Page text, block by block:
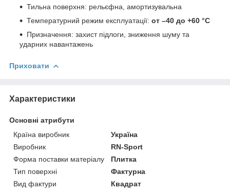
Тильна поверхня: рельєфна, амортизувальна
Температурний режим експлуатації: от –40 до +60 °C
Призначення: захист підлоги, зниження шуму та
ударних навантажень
Приховати
Характеристики
Основні атрибути
Країна виробник
Україна
Виробник
RN-Sport
Форма поставки матеріалу
Плитка
Тип поверхні
Фактурна
Вид фактури
Квадрат